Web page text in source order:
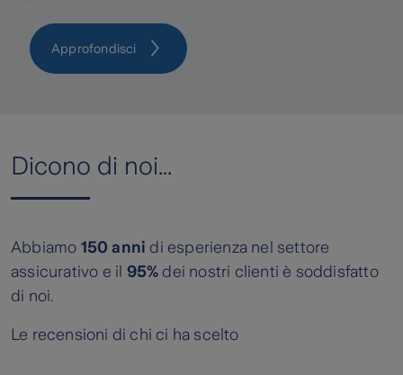
Approfondisci
Dicono di noi...
Abbiamo 150 anni di esperienza nel settore
assicurativo e il 95% dei nostri clienti è soddisfatto
di noi.
Le recensioni di chi ci ha scelto